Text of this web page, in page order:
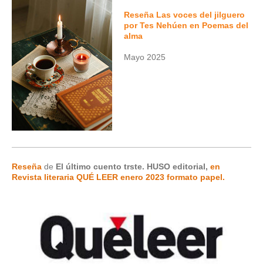
Reseña Las voces del jilguero
por Tes Nehúen en Poemas del
alma
Mayo 2025
Reseña de El último cuento trste. HUSO editorial, en
Revista literaria QUÉ LEER enero 2023 formato papel.